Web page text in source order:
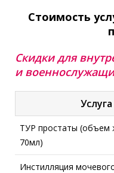
Стоимость
Скидки для
и
Услуга
ТУР простаты (объем
70мл)
Инстилляция